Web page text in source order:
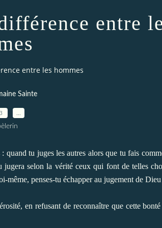
entre
entre les hommes
Sainte
tu juges les autres alors que tu fais
selon la vérité ceux qui font de telles
même, penses-tu échapper au jugement de Dieu
en refusant de reconnaître que cette